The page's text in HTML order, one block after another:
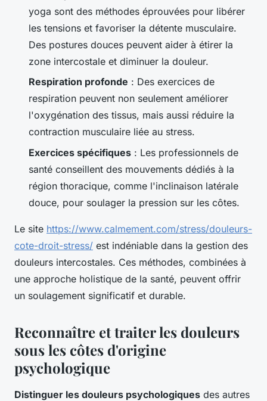
yoga sont des méthodes éprouvées pour libérer
les tensions et favoriser la détente musculaire.
Des postures douces peuvent aider à étirer la
zone intercostale et diminuer la douleur.
Respiration profonde : Des exercices de
respiration peuvent non seulement améliorer
l'oxygénation des tissus, mais aussi réduire la
contraction musculaire liée au stress.
Exercices spécifiques : Les professionnels de
santé conseillent des mouvements dédiés à la
région thoracique, comme l'inclinaison latérale
douce, pour soulager la pression sur les côtes.
Le site https://www.calmement.com/stress/douleurs-
cote-droit-stress/ est indéniable dans la gestion des
douleurs intercostales. Ces méthodes, combinées à
une approche holistique de la santé, peuvent offrir
un soulagement significatif et durable.
Reconnaître et traiter les douleurs
sous les côtes d'origine
psychologique
Distinguer les douleurs psychologiques des autres